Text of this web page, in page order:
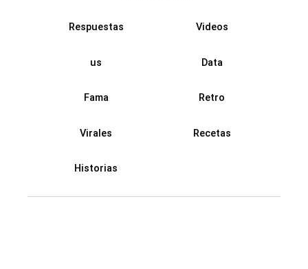
Respuestas Videos
us Data
Fama Retro
Virales Recetas
Historias